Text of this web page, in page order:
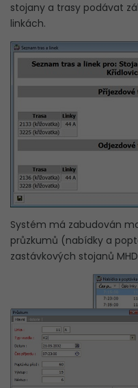
stojany a trasy podávat
linkách.
Systém má zabudován
průzkumů (nabídky a
zastávkových stojanů